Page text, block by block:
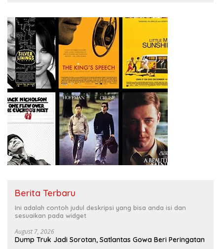
Berita Terbaru
Ini adalah contoh judul deskripsi yang bisa anda isi dan
sesuaikan pada widget
August 7, 2026
Dump Truk Jadi Sorotan, Satlantas Gowa Beri Peringatan